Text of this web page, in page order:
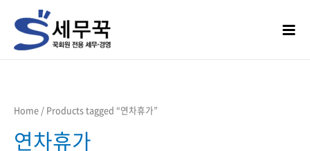
건너뛰기
Home / Products tagged “연차휴가”
연차휴가